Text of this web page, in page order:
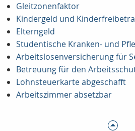
Gleitzonenfaktor
Kindergeld und
Elterngeld
Studentische Kranken- und
Arbeitslosenversicherung für
Betreuung für den
Lohnsteuerkarte abgeschafft
Arbeitszimmer absetzbar